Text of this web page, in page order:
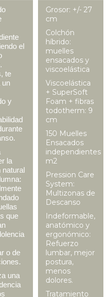
el
te
un
y
la
natural
que
o de
una
Grosor: +/- 27
cm
Colchón
híbrido:
muelles
ensacados y
viscoelástica
Viscoelástica
+ SuperSoft
Foam + fibras
todotherm: 9
cm
150 Muelles
Ensacados
independientes
m2
Pression Care
System:
Multizonas de
Descanso
Indeformable,
anatómico y
ergonómico:
Refuerzo
lumbar, mejor
postura,
menos
dolores.
Tratamiento